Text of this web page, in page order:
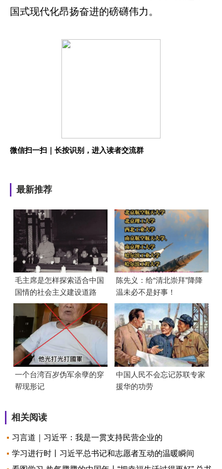
国式现代化昂扬奋进的磅礴伟力。
微信扫一扫｜长按识别，进入读者交流群
最新推荐
毛主席是怎样探索适合中国
国情的社会主义建设道路
的？
陈先义：给“清北崇拜”降降
温未必不是好事！
一个台湾百岁伪军余孽的穿
帮现形记
中国人民不会忘记苏联专家
援华的功劳
相关阅读
习言道｜习近平：我是一贯支持民营企业的
学习进行时丨习近平总书记和志愿者互动的温暖瞬间